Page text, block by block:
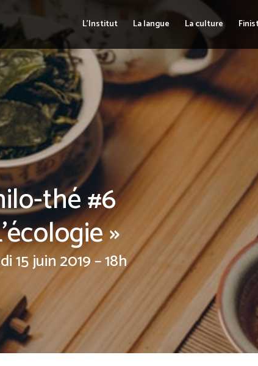
L’Institut La langue La culture
thé #6
»
15 juin 2019 – 18h